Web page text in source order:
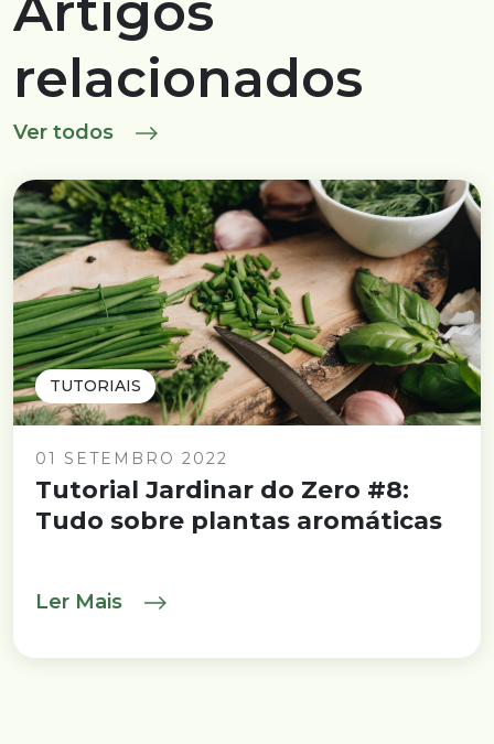
relacionados
Ver todos
TUTORIAIS
01 SETEMBRO 2022
Tutorial Jardinar do Zero #8:
Tudo sobre plantas aromáticas
Ler Mais